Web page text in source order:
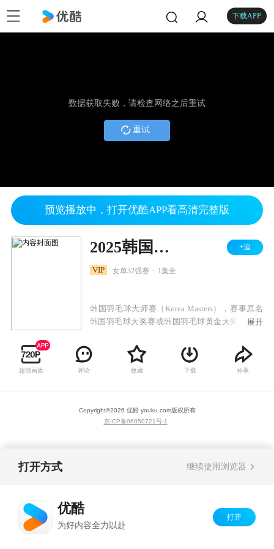
下载APP
数据获取失败，请检查网络之后重试
重试
预览播放中，打开优酷APP看高清完整版
2025韩国羽毛球大师赛 女单32强赛 黄玲青VS碧查梦 +追
VIP 女单32强赛 1集全
韩国羽毛球大师赛（Korea Masters），赛事原名
韩国羽毛球大奖赛或韩国羽毛球黄金大奖赛，从
年至2017年期间，本赛事属世界羽联大奖赛系列
（The BWF Grand Prix）的其中一站，并且在
2011年起成为当中的黄金大奖赛赛事之一。2018
展开
超清画质 评论 收藏 下载 分享
Copyright©2026 优酷 youku.com版权所有
京ICP备06050721号-1
打开方式 继续使用浏览器
优酷
为好内容全力以赴
打开